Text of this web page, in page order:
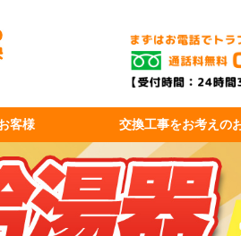
客様 交換工事をお考えの